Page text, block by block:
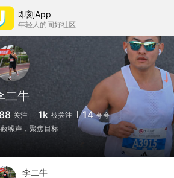
即刻App
年轻人的同好社区
二牛
关注 1k 被关注 14 夸夸
噪声，聚焦目标
李二牛